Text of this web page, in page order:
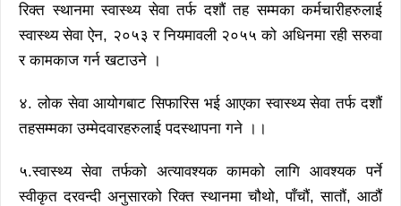
रिक्त स्थानमा स्वास्थ्य सेवा तर्फ दशौं तह सम्मका कर्मचारीहरुलाई
स्वास्थ्य सेवा ऐन, २०५३ र नियमावली २०५५ को अधिनमा रही सरुवा
र कामकाज गर्न खटाउने ।
४. लोक सेवा आयोगबाट सिफारिस भई आएका स्वास्थ्य सेवा तर्फ दशौं
तहसम्मका उम्मेदवारहरुलाई पदस्थापना गने ।।
५.स्वास्थ्य सेवा तर्फको अत्यावश्यक कामको लागि आवश्यक पर्ने
स्वीकृत दरवन्दी अनुसारको रिक्त स्थानमा चौथो, पाँचौं, सातौं, आठौं